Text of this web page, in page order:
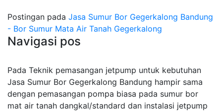
Postingan pada Jasa Sumur Bor Gegerkalong Bandung
- Bor Sumur Mata Air Tanah Gegerkalong
Navigasi pos
Pada Teknik pemasangan jetpump untuk kebutuhan
Jasa Sumur Bor Gegerkalong Bandung hampir sama
dengan pemasangan pompa biasa pada sumur bor
mat air tanah dangkal/standard dan instalasi jetpump